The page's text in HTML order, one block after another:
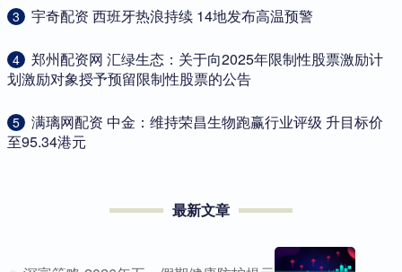
3 ​宇奇配资 西班牙热浪持续 14地发布高温预警
4
​郑州配资网 汇绿生态：关于向2025年限制性股票激励计
划激励对象授予预留限制性股票的公告
5
​满璃网配资 中金：维持荣昌生物跑赢行业评级 升目标价
至95.34港元
最新文章